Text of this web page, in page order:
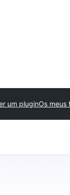
um pluginOs meus